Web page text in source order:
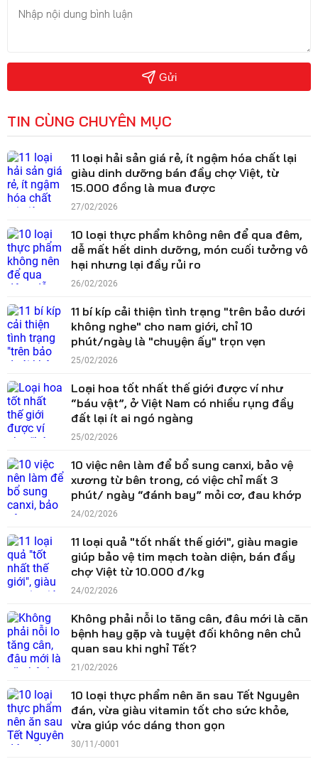
Gửi
TIN CÙNG CHUYÊN MỤC
11 loại hải sản giá rẻ, ít ngậm hóa chất lại
giàu dinh dưỡng bán đầy chợ Việt, từ
15.000 đồng là mua được
27/02/2026
10 loại thực phẩm không nên để qua đêm,
dễ mất hết dinh dưỡng, món cuối tưởng vô
hại nhưng lại đầy rủi ro
26/02/2026
11 bí kíp cải thiện tình trạng "trên bảo dưới
không nghe" cho nam giới, chỉ 10
phút/ngày là "chuyện ấy" trọn vẹn
25/02/2026
Loại hoa tốt nhất thế giới được ví như
“báu vật”, ở Việt Nam có nhiều rụng đầy
đất lại ít ai ngó ngàng
25/02/2026
10 việc nên làm để bổ sung canxi, bảo vệ
xương từ bên trong, có việc chỉ mất 3
phút/ ngày “đánh bay” mỏi cơ, đau khớp
24/02/2026
11 loại quả "tốt nhất thế giới", giàu magie
giúp bảo vệ tim mạch toàn diện, bán đầy
chợ Việt từ 10.000 đ/kg
24/02/2026
Không phải nỗi lo tăng cân, đâu mới là căn
bệnh hay gặp và tuyệt đối không nên chủ
quan sau khi nghỉ Tết?
21/02/2026
10 loại thực phẩm nên ăn sau Tết Nguyên
đán, vừa giàu vitamin tốt cho sức khỏe,
vừa giúp vóc dáng thon gọn
30/11/-0001